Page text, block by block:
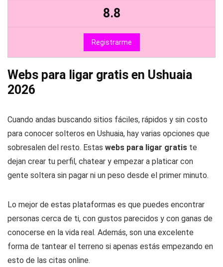
8.8
Registrarme
Webs para ligar gratis en Ushuaia
2026
Cuando andas buscando sitios fáciles, rápidos y sin costo
para conocer solteros en Ushuaia, hay varias opciones que
sobresalen del resto. Estas webs para ligar gratis te
dejan crear tu perfil, chatear y empezar a platicar con
gente soltera sin pagar ni un peso desde el primer minuto.
Lo mejor de estas plataformas es que puedes encontrar
personas cerca de ti, con gustos parecidos y con ganas de
conocerse en la vida real. Además, son una excelente
forma de tantear el terreno si apenas estás empezando en
esto de las citas online.